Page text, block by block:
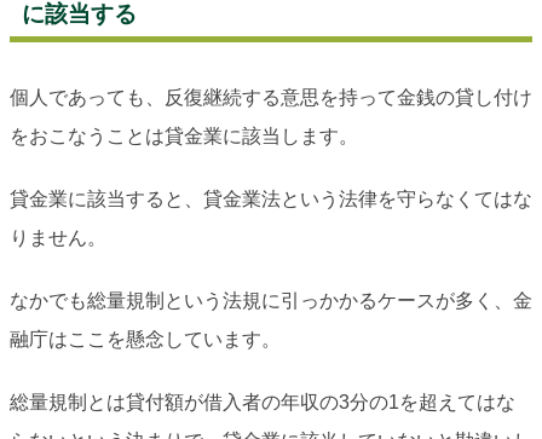
に該当する
個人であっても、反復継続する意思を持って金銭の貸し付け
をおこなうことは貸金業に該当します。
貸金業に該当すると、貸金業法という法律を守らなくてはな
りません。
なかでも総量規制という法規に引っかかるケースが多く、金
融庁はここを懸念しています。
総量規制とは貸付額が借入者の年収の3分の1を超えてはな